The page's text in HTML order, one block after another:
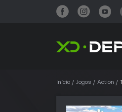
Início Jogos Action